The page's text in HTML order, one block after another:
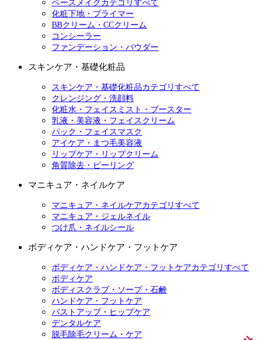
ベースメイクカテゴリすべて
化粧下地・プライマー
BBクリーム・CCクリーム
コンシーラー
ファンデーション・パウダー
スキンケア・基礎化粧品
スキンケア・基礎化粧品カテゴリすべて
クレンジング・洗顔料
化粧水・フェイスミスト・ブースター
乳液・美容液・フェイスクリーム
パック・フェイスマスク
アイケア・まつ毛美容液
リップケア・リップクリーム
角質除去・ピーリング
マニキュア・ネイルケア
マニキュア・ネイルケアカテゴリすべて
マニキュア・ジェルネイル
つけ爪・ネイルシール
ボディケア・ハンドケア・フットケア
ボディケア・ハンドケア・フットケアカテゴリすべて
ボディケア
ボディスクラブ・ソープ・石鹸
ハンドケア・フットケア
バストアップ・ヒップケア
デンタルケア
脱毛除毛クリーム・ケア